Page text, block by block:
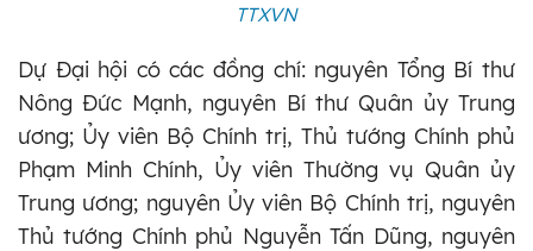
TTXVN
Dự Đại hội có các đồng chí: nguyên Tổng Bí thư
Nông Đức Mạnh, nguyên Bí thư Quân ủy Trung
ương; Ủy viên Bộ Chính trị, Thủ tướng Chính phủ
Phạm Minh Chính, Ủy viên Thường vụ Quân ủy
Trung ương; nguyên Ủy viên Bộ Chính trị, nguyên
Thủ tướng Chính phủ Nguyễn Tấn Dũng, nguyên